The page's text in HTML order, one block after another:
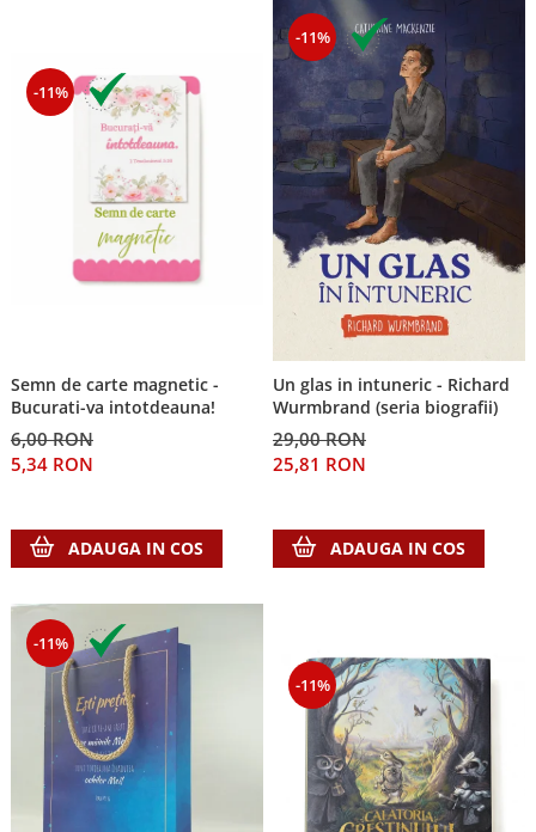
-11%
Semn de carte magnetic -
Bucurati-va intotdeauna!
6,00 RON
5,34 RON
ADAUGA IN COS
-11%
Un glas in intuneric - Richard
Wurmbrand (seria biografii)
29,00 RON
25,81 RON
ADAUGA IN COS
-11%
-11%